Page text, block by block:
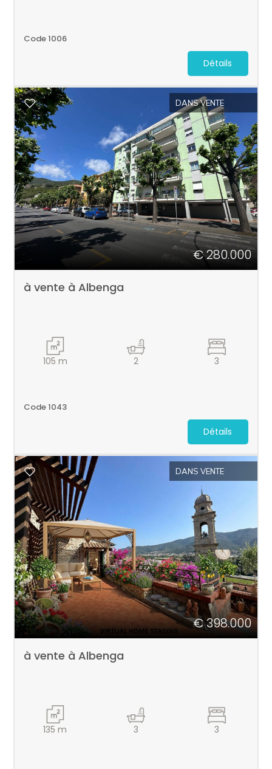
Code 1006
Détails
DANS VENTE
€ 280.000
à vente à Albenga
105 m 2 3
Code 1043
Détails
DANS VENTE
€ 398.000
à vente à Albenga
135 m 3 3